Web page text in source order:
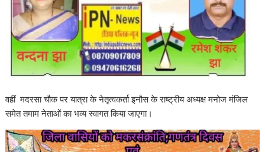
वहीं मदरसा चौक पर यात्रा के नेतृत्वकर्ता इनौस के राष्ट्रीय अध्यक्ष मनोज मंजिल
समेत तमाम नेताओं का भव्य स्वागत किया जाएगा।